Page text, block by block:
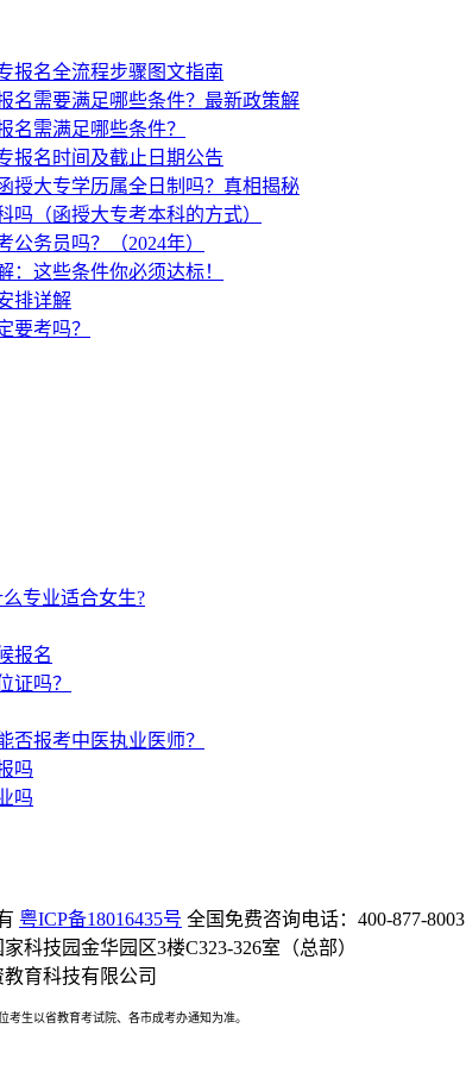
报名全流程步骤图文指南
名需要满足哪些条件？最新政策解
名需满足哪些条件？
报名时间及截止日期公告
授大专学历属全日制吗？真相揭秘
吗（函授大专考本科的方式）
务员吗？（2024年）
：这些条件你必须达标！
排详解
要考吗？
专业适合女生?
报名
证吗？
否报考中医执业医师？
吗
吗
粤ICP备18016435号 全国免费咨询电话：400-877-8003
科技园金华园区3楼C323-326室（总部）
育科技有限公司
生以省教育考试院、各市成考办通知为准。